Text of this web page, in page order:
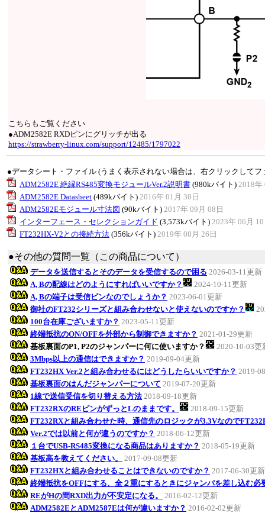
こちらもご覧ください
●ADM2582E RXDピンにグリッチが出る
https://strawberry-linux.com/support/12485/1797022
●データシート・ファイル (うまく表示されない場合は、右クリックして
ADM2582E 絶縁RS485変換モジュールVer.2説明書 (980kバイト) 2018年
ADM2582E Datasheet (489kバイト) 2016年 01月 30日
ADM2582Eモジュール寸法図 (90kバイト) 2017年 09月 08日
インターフェース・セレクションガイド (3,573kバイト) 2023年 06月
FT232HX-V2との接続方法 (356kバイト) 2019年 08月 26日
●その他の質問一覧（この商品について）
データを送信するとそのデータを受信するので困る 2026-03-11更新
A, Bの配線はどのようにすればいいですか？
2024-10-11更新
A, Bの端子は受信ピンなのでしょうか？ 2023-06-01更新
御社のFT232シリーズと組み合わせないと使えないのですか？
100台在庫ございますか？ 2023-05-11更新
終端抵抗のON/OFFを外部から制御できますか？ 2021-01-29更新
基板裏面のP1, P2のジャンパーに何に使いますか？
2020-10-03更
3Mbps以上の通信はできますか？ 2019-09-04更新
FT232HX Ver.2と組み合わせるにはどうしたらいいですか？ 2019-
基板裏面のはんだジャンパーについて 2019-07-20更新
1線で送信受信を切り替える方法 2018-09-18更新
FT232RXのREピンがずっとLのままです。
2018-09-15更新
FT232RXと組み合わせた時、通信先のロジックが3.3Vなので
Ver.2では以前と何が違うのですか？ 2018-06-12更新
１台でUSB-RS485変換になる商品はありますか？ 2018-05-19更新
基板高を教えてください。
2017-09-08更新
FT232HXと組み合わせることはできないのですか？ 2017-06-30更新
終端抵抗をOFFにする、全２重にするときにジャンパを差し込む必
REがHの間RXD出力が不安定になる。
2016-02-12更新
ADM2582EとADM2587Eは何が違いますか？ 2016-02-02更新